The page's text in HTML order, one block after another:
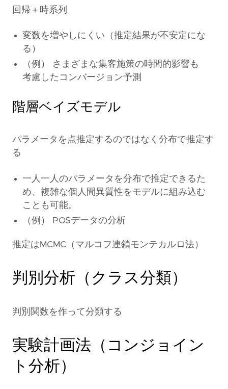
回帰＋時系列
変数を増やしにくい（推定結果が不安定にな
る）
（例） さまざまな集客施策の時間的影響も
考慮したコンバージョン予測
階層ベイズモデル
パラメータを点推定するのではなく分布で推定す
る
一人一人のパラメータを分布で推定できるた
め、複雑な個人間異質性をモデルに組み込む
ことも可能。
（例） POSデータの分析
推定はMCMC（マルコフ連鎖モンテカルロ法）
判別分析（クラス分類）
判別関数を作って分類する
実験計画法（コンジョイン
ト分析）